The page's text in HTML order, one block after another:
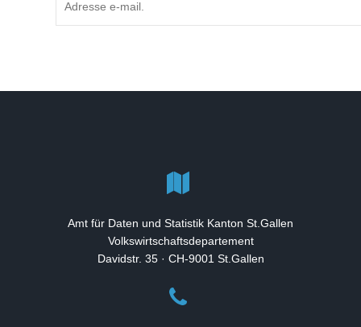
Amt für Daten und Statistik Kanton St.Gallen
Volkswirtschaftsdepartement
Davidstr. 35 · CH-9001 St.Gallen